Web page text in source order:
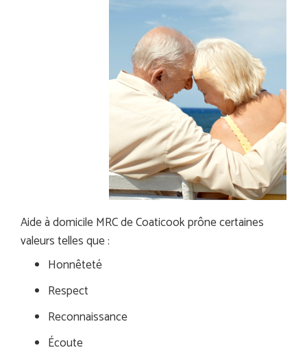
Aide à domicile MRC de Coaticook prône certaines
valeurs telles que :
Honnêteté
Respect
Reconnaissance
Écoute